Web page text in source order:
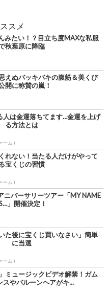
スメ
みたい！？目立ち度MAXな私服
秋葉原に降臨
えぬバッキバキの腹筋＆美くび
開に称賛の嵐！
人は金運落ちてます…金運を上げ
る方法とは
ーム )
れない！当たる人だけがやって
宝くじの習慣
ーム )
ニバーサリーツアー「MY NAME
」開催決定！
た後に宝くじ買いなさい」簡単
に当選
ーム )
ミュージックビデオ解禁！ガム
スやバルーンヘアがキ...